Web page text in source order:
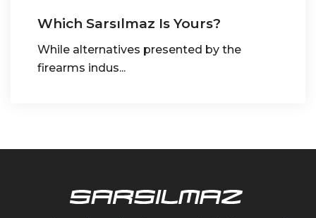
Which Sarsılmaz Is Yours?
While alternatives presented by the
firearms indus...